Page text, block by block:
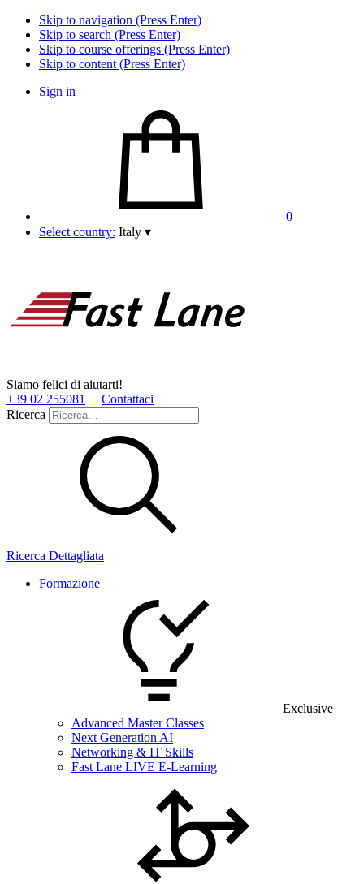
Skip to navigation (Press Enter)
Skip to search (Press Enter)
Skip to course offerings (Press Enter)
Skip to content (Press Enter)
Sign in
0
Select country: Italy ▾
Siamo felici di aiutarti!
+39 02 255081
Contattaci
Ricerca
Ricerca Dettagliata
Formazione
Exclusive
Advanced Master Classes
Next Generation AI
Networking & IT Skills
Fast Lane LIVE E-Learning